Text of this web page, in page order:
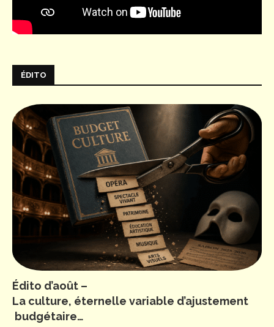
ÉDITO
Édito d’août –
La culture, éternelle variable d’ajustement
budgétaire…